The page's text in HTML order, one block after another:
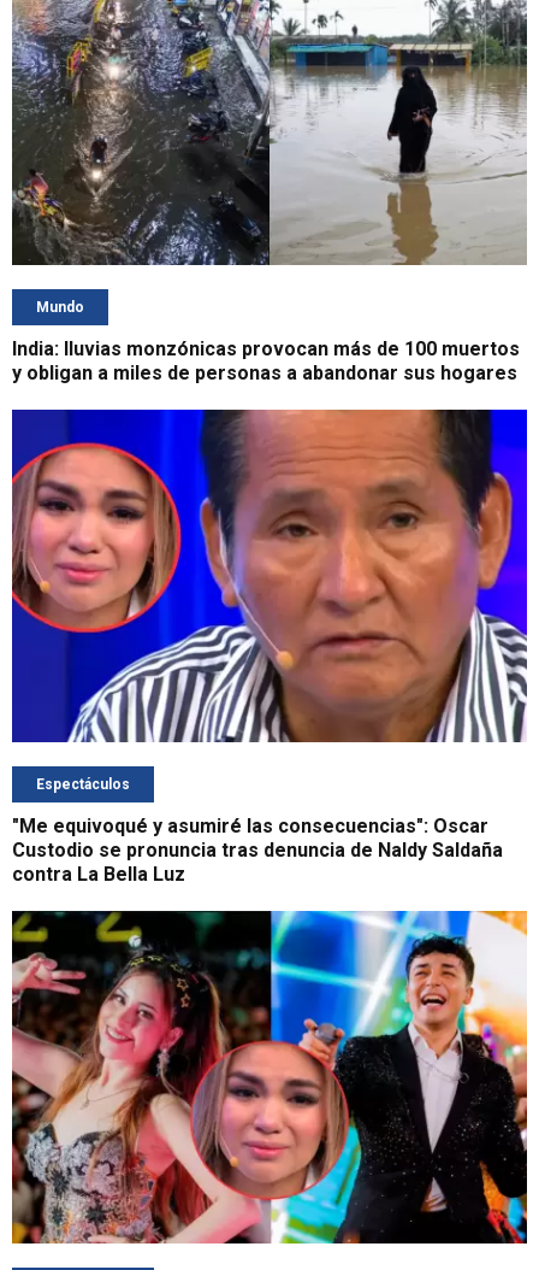
Mundo
India: lluvias monzónicas provocan más de 100 muertos
y obligan a miles de personas a abandonar sus hogares
Espectáculos
"Me equivoqué y asumiré las consecuencias": Oscar
Custodio se pronuncia tras denuncia de Naldy Saldaña
contra La Bella Luz